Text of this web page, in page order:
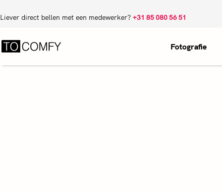
Liever direct bellen met een medewerker? +31 85 080 56 51
Fotografie